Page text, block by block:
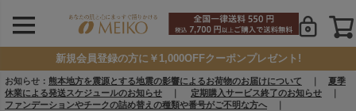
新規会員登録の方に￥1,000OFFクーポンプレゼント!
お知らせ： 熊本地方を震源とする地震の影響によるお荷物のお届けについて
夏季
休業による発送スケジュールのお知らせ
定期購入サービス終了のお知らせ
ファンデーションやチークの詰め替えの種類や番号がご不明な方へ